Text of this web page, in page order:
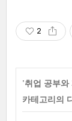
2
'취업 공부와
카테고리의